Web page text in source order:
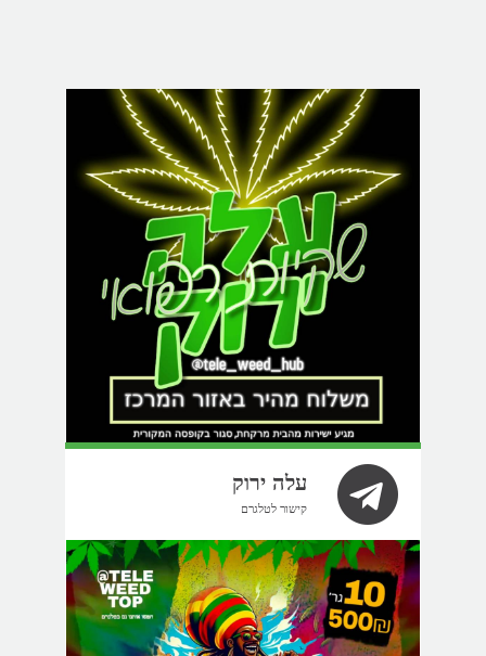
עלה ירוק
קישור לטלגרם